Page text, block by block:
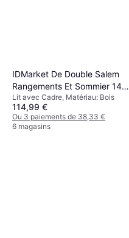
IDMarket De Double Salem
Rangements Et Sommier 140
x 190 cm Façon Hêtre Et Noir
Lit avec Cadre
Lit avec Cadre, Matériau: Bois
114,99 €
Ou 3 paiements de 38,33 €
6 magasins